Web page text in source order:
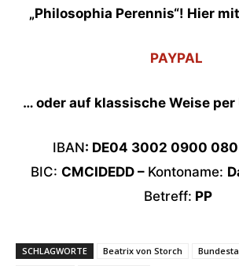
„Philosophia Perennis“! Hier
PAYPAL
… oder auf klassische Weise
IBAN: DE04 3002 0900
BIC: CMCIDEDD – Kontoname:
Betreff: PP
SCHLAGWORTE Beatrix von Storch